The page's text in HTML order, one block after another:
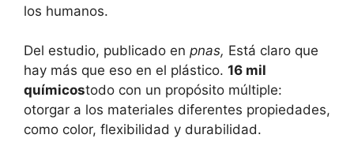
los humanos.
Del estudio, publicado en pnas, Está claro que
hay más que eso en el plástico. 16 mil
químicostodo con un propósito múltiple:
otorgar a los materiales diferentes propiedades,
como color, flexibilidad y durabilidad.